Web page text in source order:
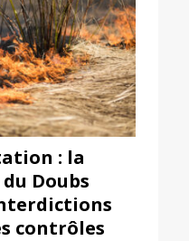
: la
Doubs
contrôles